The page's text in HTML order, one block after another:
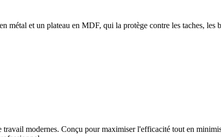
métal et un plateau en MDF, qui la protège contre les taches, les
modernes. Conçu pour maximiser l'efficacité tout en